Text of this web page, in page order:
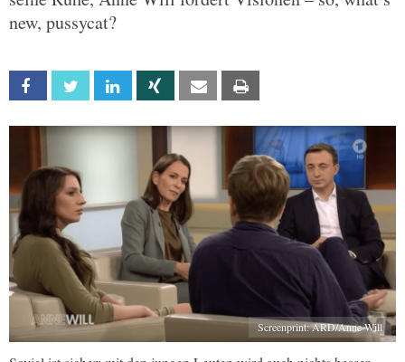
new, pussycat?
Facebook Twitter Linkedin Xing Email
Screenprint: ARD/Anne Will